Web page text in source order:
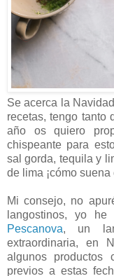
Se acerca la
recetas, tengo
año os quiero
chispeante para
sal gorda, tequila y
de lima ¡cómo suena
Mi consejo, no
langostinos, yo he
Pescanova, un
extraordinaria, en
algunos productos
previos a estas